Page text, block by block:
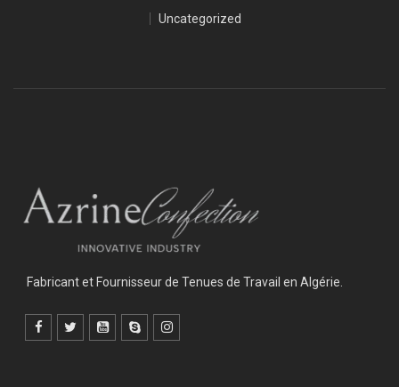
Uncategorized
Fabricant et Fournisseur de Tenues de Travail en Algérie.